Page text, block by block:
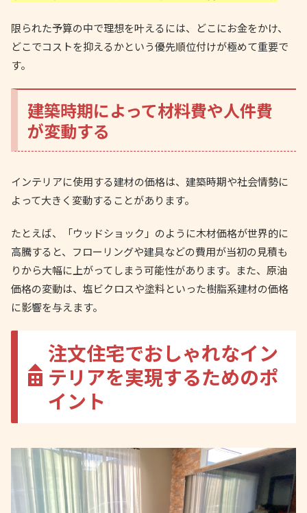
限られた予算の中で理想を叶えるには、どこにお金をかけ、
どこでコストを抑えるかという優先順位付けが極めて重要で
す。
建築時期によって材料費や人件費
が変動する
インテリアに使用する建材の価格は、建築時期や社会情勢に
よって大きく変動することがあります。
たとえば、「ウッドショック」のように木材価格が世界的に
高騰すると、フローリングや建具などの費用が当初の見積も
りから大幅に上がってしまう可能性があります。また、原油
価格の変動は、塩ビクロスや塗料といった樹脂系建材の価格
に影響を与えます。
注文住宅でおしゃれなイン
テリアを実現するためのポ
イント